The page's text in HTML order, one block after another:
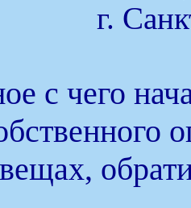
г.
с чего